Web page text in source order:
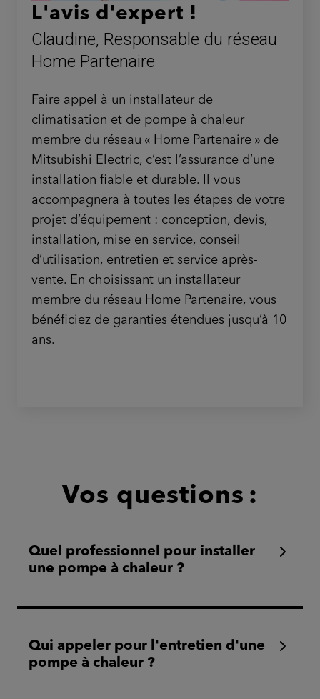
L'avis d'expert !
Claudine, Responsable du réseau
Home Partenaire
Faire appel à un installateur de
climatisation et de pompe à chaleur
membre du réseau « Home Partenaire » de
Mitsubishi Electric, c’est l’assurance d’une
installation fiable et durable. Il vous
accompagnera à toutes les étapes de votre
projet d’équipement : conception, devis,
installation, mise en service, conseil
d’utilisation, entretien et service après-
vente. En choisissant un installateur
membre du réseau Home Partenaire, vous
bénéficiez de garanties étendues jusqu’à 10
ans.
Vos questions :
Quel professionnel pour installer
une pompe à chaleur ?
Qui appeler pour l'entretien d'une
pompe à chaleur ?